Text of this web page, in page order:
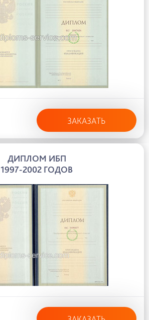
ЗАКАЗАТЬ
ДИПЛОМ ИБП
1997-2002 ГОДОВ